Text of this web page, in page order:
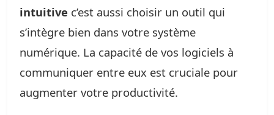
intuitive c’est aussi choisir un outil qui
s’intègre bien dans votre système
numérique. La capacité de vos logiciels à
communiquer entre eux est cruciale pour
augmenter votre productivité.